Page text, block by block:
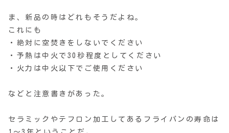
ま、新品の時はどれもそうだよね。
これにも
・絶対に空焚きをしないでください
・予熱は中火で30秒程度としてください
・火力は中火以下でご使用ください
などと注意書きがあった。
セラミックやテフロン加工してあるフライパンの寿命は